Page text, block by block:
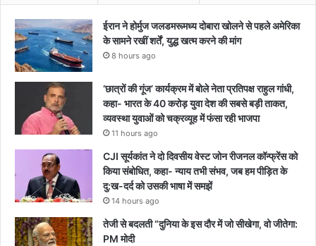
ईरान ने होर्मुज जलडमरूमध्य दोबारा खोलने से पहले अमेरिका
के सामने रखीं शर्तें, युद्ध खत्म करने की मांग
8 hours ago
‘छात्रों की गूंज’ कार्यक्रम में बोले नेता प्रतिपक्ष राहुल गांधी,
कहा- भारत के 40 करोड़ युवा देश की सबसे बड़ी ताकत,
व्यवस्था युवाओं को चक्रव्यूह में फंसा रही भाजपा
11 hours ago
CJI सूर्यकांत ने दो दिवसीय वेस्ट जोन रीजनल कॉन्फ्रेंस को
किया संबोधित, कहा- न्याय तभी संभव, जब हम पीड़ित के
दु:ख-दर्द को उसकी भाषा में समझें
14 hours ago
तेजी से बदलती “दुनिया के इस दौर में जो सीखेगा, वो जीतेगा:
PM मोदी